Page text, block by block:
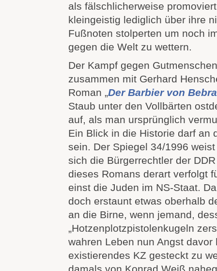
als fälschlicherweise
kleingeistig lediglich über ihre
Fußnoten stolperten um noch
gegen die Welt zu wettern.
Der Kampf gegen
zusammen mit Gerhard
Roman „Der Barbier von Bebra
Staub unter den Vollbärten
auf, als man ursprünglich
Ein Blick in die Historie darf an
sein. Der Spiegel 34/1996
sich die Bürgerrechtler der
dieses Romans derart verfolgt
einst die Juden im NS-Staat.
doch erstaunt etwas oberhalb
an die Birne, wenn jemand,
„Hotzenplotzpistolenkugeln
wahren Leben nun Angst davor
existierendes KZ gesteckt zu